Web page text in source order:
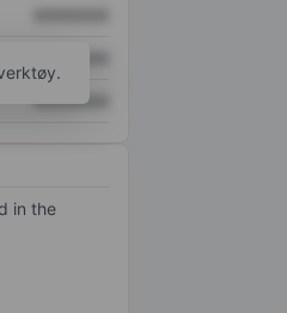
XXXXXXX
in the